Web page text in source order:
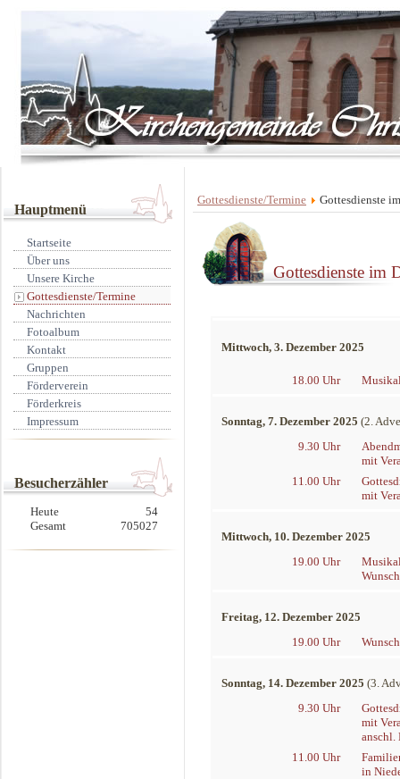
Hauptmenü
Startseite
Über uns
Unsere Kirche
Gottesdienste/Termine
Nachrichten
Fotoalbum
Kontakt
Gruppen
Förderverein
Förderkreis
Impressum
Besucherzähler
Heute
54
Gesamt
705027
Gottesdienste/Termine Gottesdienste
Gottesdienste im
Mittwoch, 3. Dezember 2025
18.00 Uhr
Sonntag, 7. Dezember 2025 (2.
9.30 Uhr
mit
11.00 Uhr
mit
Mittwoch, 10. Dezember 2025
19.00 Uhr
Freitag, 12. Dezember 2025
19.00 Uhr
Sonntag, 14. Dezember 2025 (3.
9.30 Uhr
mit
anschl.
11.00 Uhr
in